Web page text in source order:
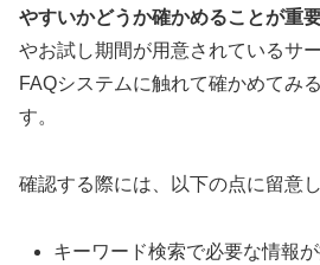
やすいかどうか確かめることが重
やお試し期間が用意されているサ
FAQシステムに触れて確かめてみ
す。
確認する際には、以下の点に留意
キーワード検索で必要な情報